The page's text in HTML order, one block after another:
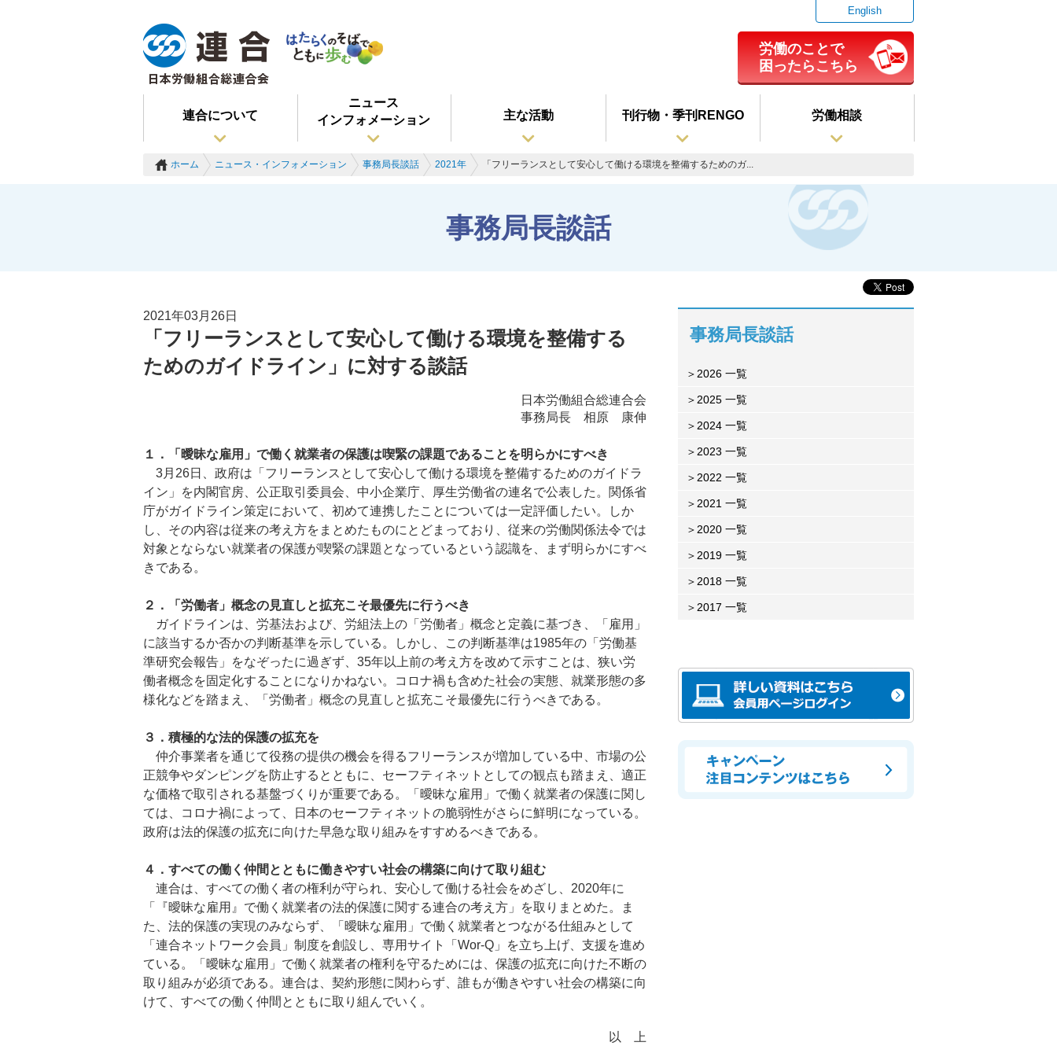
English
労働のことで
困ったらこちら
連合について
ニュース
インフォメーション
主な活動 刊行物・季刊RENGO 労働相談
ホーム ニュース・インフォメーション 事務局長談話 2021年 「フリーランスとして安心して働ける環境を整備するためのガ...
事務局長談話
2021年03月26日
「フリーランスとして安心して働ける環境を整備する
ためのガイドライン」に対する談話
日本労働組合総連合会
事務局長 相原 康伸
１．
「曖昧な雇用」で働く就業者の保護は喫緊の課題であることを明らかにすべき
3月26日、政府は「フリーランスとして安心して働ける環境を整備するためのガイドラ
イン」を内閣官房、公正取引委員会、中小企業庁、厚生労働省の連名で公表した。関係省
庁がガイドライン策定において、初めて連携したことについては一定評価したい。しか
し、その内容は従来の考え方をまとめたものにとどまっており、従来の労働関係法令では
対象とならない就業者の保護が喫緊の課題となっているという認識を、まず明らかにすべ
きである。
２．「労働者」概念の見直しと拡充こそ最優先に行うべき
ガイドラインは、労基法および、労組法上の「労働者」概念と定義に基づき、「雇用」
に該当するか否かの判断基準を示している。しかし、この判断基準は1985年の「労働基
準研究会報告」をなぞったに過ぎず、35年以上前の考え方を改めて示すことは、狭い労
働者概念を固定化することになりかねない。コロナ禍も含めた社会の実態、就業形態の多
様化などを踏まえ、「労働者」概念の見直しと拡充こそ最優先に行うべきである。
３．積極的な法的保護の拡充を
仲介事業者を通じて役務の提供の機会を得るフリーランスが増加している中、市場の公
正競争やダンピングを防止するとともに、セーフティネットとしての観点も踏まえ、適正
な価格で取引される基盤づくりが重要である。「曖昧な雇用」で働く就業者の保護に関し
ては、コロナ禍によって、日本のセーフティネットの脆弱性がさらに鮮明になっている。
政府は法的保護の拡充に向けた早急な取り組みをすすめるべきである。
４． すべての働く仲間とともに働きやすい社会の構築に向けて取り組む
連合は、すべての働く者の権利が守られ、安心して働ける社会をめざし、2020年に
「『曖昧な雇用』で働く就業者の法的保護に関する連合の考え方」を取りまとめた。ま
た、法的保護の実現のみならず、「曖昧な雇用」で働く就業者とつながる仕組みとして
「連合ネットワーク会員」制度を創設し、専用サイト「Wor-Q」を立ち上げ、支援を進め
ている。「曖昧な雇用」で働く就業者の権利を守るためには、保護の拡充に向けた不断の
取り組みが必須である。連合は、契約形態に関わらず、誰もが働きやすい社会の構築に向
けて、すべての働く仲間とともに取り組んでいく。
以 上
事務局長談話
2026 一覧
2025 一覧
2024 一覧
2023 一覧
2022 一覧
2021 一覧
2020 一覧
2019 一覧
2018 一覧
2017 一覧